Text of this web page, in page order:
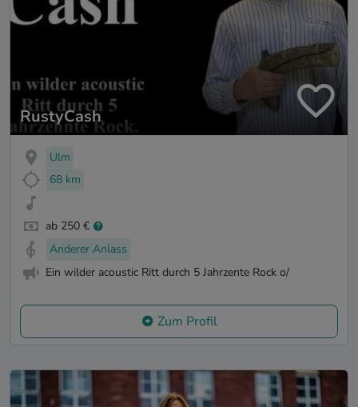
RustyCash
Ulm
68 km
ab 250 €
Anderer Anlass
Ein wilder acoustic Ritt durch 5 Jahrzente Rock o/
Zum Profil